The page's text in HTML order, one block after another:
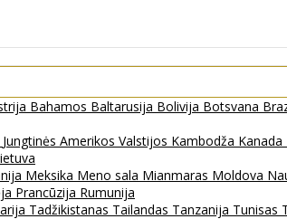
Bahamos Baltarusija Bolivija Botsvana
Jungtinės Amerikos Valstijos Kambodža Kanada
Meksika Meno sala Mianmaras Moldova
Prancūzija Rumunija
Tadžikistanas Tailandas Tanzanija Tunisas